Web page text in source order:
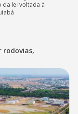
da lei voltada à
rodovias,